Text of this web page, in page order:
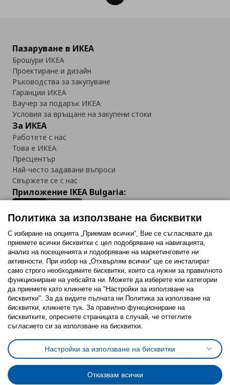
Пазаруване в ИКЕА
Брошури ИКЕА
Проектиране и дизайн
Ръководства за закупуване
Гаранции ИКЕА
Ваучер за подарък ИКЕА
Условия за връщане на закупени стоки
За ИКЕА
Работете с нас
Това е ИКЕА
Пресцентър
Най-често задавани въпроси
Свържете се с нас
Приложение IKEA Bulgaria:
Последвайте ни:
FacebookTwitterYoutubePinterestInstagram
Политика за използване на бисквитки (Cookies)
Избор на настройки за използване на бисквитки
Условия за ползване на ikea.bgОбща политика за личните данни
Политика за защита на личните данни на ikea.bg
Общи условия на програма IKEA Family
Политика за защита на лични данни на програма IKEA Family
Политика за използване на бисквитки
С избиране на опцията „Приемам всички“, Вие се съгласявате да
приемете всички бисквитки с цел подобряване на навигацията,
анализ на посещенията и подобряване на маркетинговите ни
активности. При избор на „Отхвърлям всички“ ще се инсталират
само строго необходимитe бисквитки, които са нужни за правилното
функциониране на уебсайта ни. Можете да изберете кои категории
да приемете като кликнете на "Настройки за използване на
бисквитки". За да видите пълната ни Политика за използване на
бисквитки, кликнете тук. За правилно функциониране на
бисквитките, опреснете страницата в случай, че оттеглите
съгласието си за използване на бисквитки.
Настройки за използване на бисквитки
Отказвам всички